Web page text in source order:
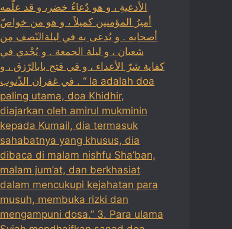
الأدعيةِ ، و هو دُعاءُ خضر، و قد علّمه
أميرُ المؤمنين كميلاً ، و هو من خواصّ
أصحابه . و يُدعى به في ليلةالنّصف مِن
شعبان ، و ليلة الجمعة . و يُجْدي في
كفاية شرّ الأعداء ، و في فتح بابالرّزق ، و
في غفران الذّنوب . “ Ia adalah doa
paling utama, doa Khidhir,
diajarkan oleh amirul mukminin
kepada Kumail, dia termasuk
sahabatnya yang khusus, dia
dibaca di malam nishfu Sha’ban,
malam jum’at, dan berkhasiat
dalam mencukupi kejahatan para
musuh, membuka rizki dan
mengampuni dosa.” 3. Para ulama